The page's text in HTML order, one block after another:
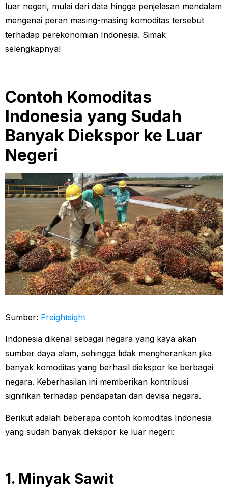
luar negeri, mulai dari data hingga penjelasan mendalam
mengenai peran masing-masing komoditas tersebut
terhadap perekonomian Indonesia. Simak
selengkapnya!
Contoh Komoditas
Indonesia yang Sudah
Banyak Diekspor ke Luar
Negeri
Sumber: Freightsight
Indonesia dikenal sebagai negara yang kaya akan
sumber daya alam, sehingga tidak mengherankan jika
banyak komoditas yang berhasil diekspor ke berbagai
negara. Keberhasilan ini memberikan kontribusi
signifikan terhadap pendapatan dan devisa negara.
Berikut adalah beberapa contoh komoditas Indonesia
yang sudah banyak diekspor ke luar negeri:
1. Minyak Sawit